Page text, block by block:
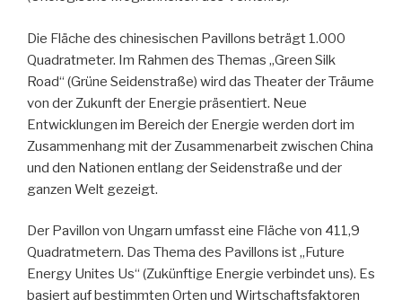
Die Fläche des chinesischen Pavillons beträgt 1.000
Quadratmeter. Im Rahmen des Themas „Green Silk
Road“ (Grüne Seidenstraße) wird das Theater der Träume
von der Zukunft der Energie präsentiert. Neue
Entwicklungen im Bereich der Energie werden dort im
Zusammenhang mit der Zusammenarbeit zwischen China
und den Nationen entlang der Seidenstraße und der
ganzen Welt gezeigt.
Der Pavillon von Ungarn umfasst eine Fläche von 411,9
Quadratmetern. Das Thema des Pavillons ist „Future
Energy Unites Us“ (Zukünftige Energie verbindet uns). Es
basiert auf bestimmten Orten und Wirtschaftsfaktoren